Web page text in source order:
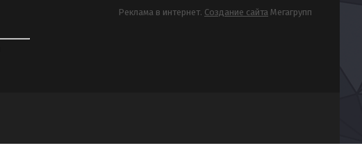
Реклама в интернет. Создание сайта Мегагрупп